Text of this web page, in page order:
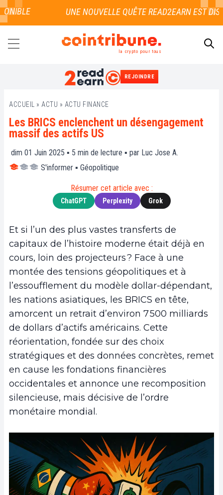
la crypto pour tous
REJOINDRE
ACCUEIL » ACTU » ACTU FINANCE
Les BRICS enclenchent un désengagement
massif des actifs US
dim 01 Juin 2025 ▪ 5 min de lecture ▪ par Luc Jose A.
S'informer ▪ Géopolitique
Résumer cet article avec :
ChatGPT Perplexity Grok
Et si l’un des plus vastes transferts de
capitaux de l’histoire moderne était déjà en
cours, loin des projecteurs ? Face à une
montée des tensions géopolitiques et à
l’essoufflement du modèle dollar-dépendant,
les nations asiatiques, les BRICS en tête,
amorcent un retrait d’environ 7 500 milliards
de dollars d’actifs américains. Cette
réorientation, fondée sur des choix
stratégiques et des données concrètes, remet
en cause les fondations financières
occidentales et annonce une recomposition
silencieuse, mais décisive de l’ordre
monétaire mondial.